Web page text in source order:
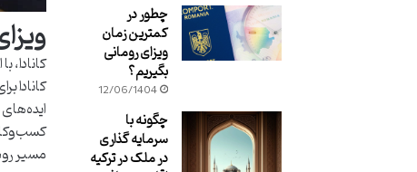
کانادا
مسیر
چطور در
کمترین زمان
ویزای رومانی
بگیریم؟
12/06/1404
چگونه با
سرمایه گذاری
در ملک در ترکیه